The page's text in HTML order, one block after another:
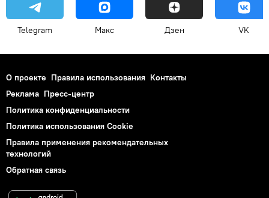
Telegram Макс Дзен VK
О проекте Правила использования Контакты
Реклама Пресс-центр
Политика конфиденциальности
Политика использования Cookie
Правила применения рекомендательных
технологий
Обратная связь